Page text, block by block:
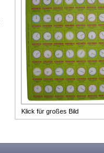
Klick für großes Bild